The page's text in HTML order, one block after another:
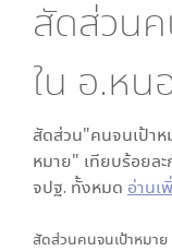
สัดส่วน
ใน อ.หน
สัดส่วน"คนจนเป้า
หมาย" เทียบร้อยล
จปฐ. ทั้งหมด อ่านเ
สัดส่วนคนจนเป้าหมาย